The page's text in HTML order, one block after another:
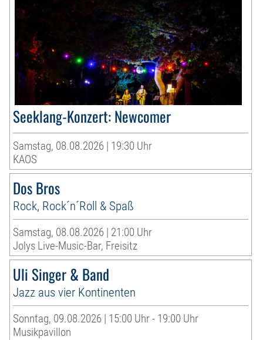
Seeklang-Konzert: Newcomer
Samstag, 08.08.2026 | 19:30 Uhr
KAOS
Dos Bros
Rock, Rock´n´Roll & Spaß
Samstag, 08.08.2026 | 21:00 Uhr
Jolys Live-Music-Bar, Freisitz
Uli Singer & Band
Jazz aus vier Kontinenten
Sonntag, 09.08.2026 | 15:00 Uhr - 19:00 Uhr
Musikpavillon